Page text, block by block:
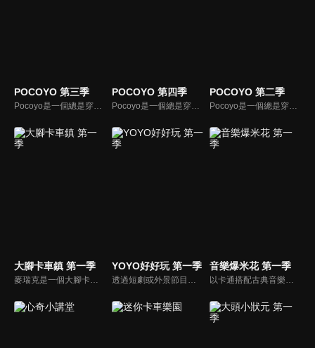
POCOYO 第三季 POCOYO 第四季
Pocoyo是一個總是穿著藍色衣服、對世界充滿好奇心的活潑小男孩，他喜歡嘗試新鮮的事物，身邊也圍繞了許多和他一樣聰明可愛的好朋友。節目中的Pocoyo帶領著欣賞節目的小朋友與他一起開心遊戲，當Pocoyo遇到困難時和他一起解決，並從中學習不同的事物。
POCOYO 第二季
Pocoyo是一個總是穿著藍色衣服、對世界充滿好奇心的活潑小男孩，他喜歡嘗試新鮮的事物，身邊也圍繞了許多和他一樣聰明可愛的好朋友。節目中的Pocoyo帶領著欣賞節目的小朋友與他一起開心遊戲，當Pocoyo遇到困難時和他一起解決，並從中學習不同的事物。
大腳卡車鎮 第一季
麥瑞克是一個大腳卡車。 大腳卡車城的居民們都可以尋求他的説明。 但是，他幾乎沒法一個人解決所有的問題。 幸運的是，他有很多朋友會説明他！ 大腳卡車們在這個豐富的卡車城裡過著幸福的生活，這裡也經常有一些讓人激動的事情發生。
YOYO好好玩 第一季
透過短劇或外景節目帶領兒童認識自我及跟運動、寵物有關的事物。節目也會安插勞作教學與故事時間，除了提供能輕鬆在家動手作的內容，也利用動畫讓故事更生動。
音樂爆米花 第一季
以卡通搭配古典音樂，讓小朋友感受古典音樂的故事與氛圍，進而促進對於古典音樂的愛好與欣賞。樂器認識：由西瓜哥哥與草莓姊姊帶小朋友認識不同樂器的形狀與樂聲。